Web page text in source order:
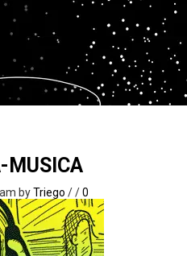
MUSICA
byTriego //0